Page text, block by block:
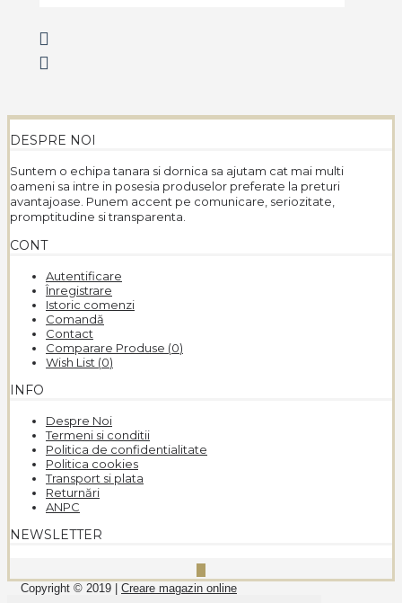
DESPRE NOI
Suntem o echipa tanara si dornica sa ajutam cat mai multi
oameni sa intre in posesia produselor preferate la preturi
avantajoase. Punem accent pe comunicare, seriozitate,
promptitudine si transparenta.
CONT
Autentificare
Înregistrare
Istoric comenzi
Comandă
Contact
Comparare Produse (0)
Wish List (0)
INFO
Despre Noi
Termeni si conditii
Politica de confidentialitate
Politica cookies
Transport si plata
Returnări
ANPC
NEWSLETTER
Copyright © 2019 | Creare magazin online